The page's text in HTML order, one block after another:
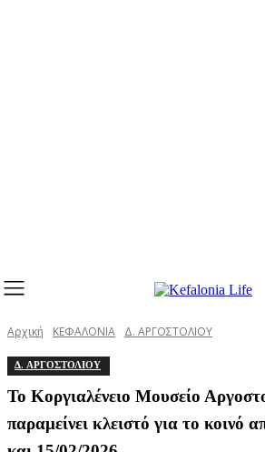
Αρχική ΚΕΦΑΛΟΝΙΑ Δ. ΑΡΓΟΣΤΟΛΙΟΥ
Δ. ΑΡΓΟΣΤΟΛΙΟΥ
Το Κοργιαλένειο Μουσείο
παραμείνει κλειστό για το κοινό